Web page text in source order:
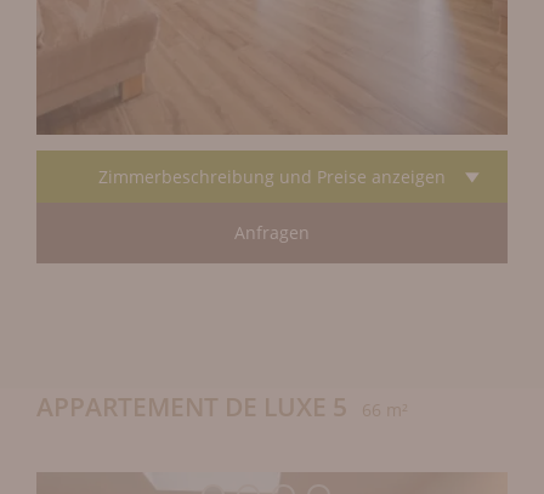
Zimmerbeschreibung und Preise anzeigen
Anfragen
APPARTEMENT DE LUXE 5 66 m²